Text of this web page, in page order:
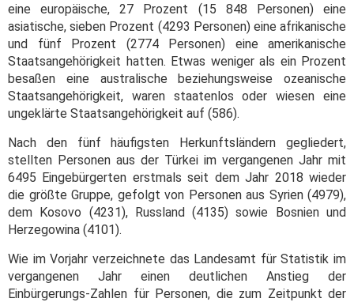
eine europäische, 27 Prozent (15 848 Personen) eine
asiatische, sieben Prozent (4293 Personen) eine afrikanische
und fünf Prozent (2774 Personen) eine amerikanische
Staatsangehörigkeit hatten. Etwas weniger als ein Prozent
besaßen eine australische beziehungsweise ozeanische
Staatsangehörigkeit, waren staatenlos oder wiesen eine
ungeklärte Staatsangehörigkeit auf (586).
Nach den fünf häufigsten Herkunftsländern gegliedert,
stellten Personen aus der Türkei im vergangenen Jahr mit
6495 Eingebürgerten erstmals seit dem Jahr 2018 wieder
die größte Gruppe, gefolgt von Personen aus Syrien (4979),
dem Kosovo (4231), Russland (4135) sowie Bosnien und
Herzegowina (4101).
Wie im Vorjahr verzeichnete das Landesamt für Statistik im
vergangenen Jahr einen deutlichen Anstieg der
Einbürgerungs-Zahlen für Personen, die zum Zeitpunkt der